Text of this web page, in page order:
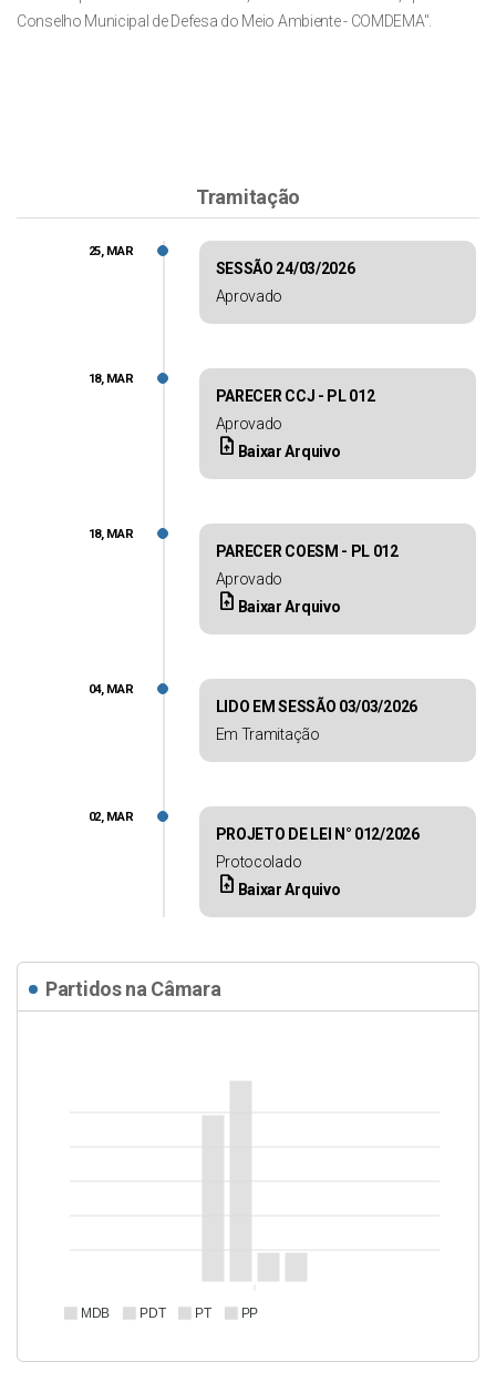
Conselho Municipal de Defesa do Meio Ambiente - COMDEMA".
Tramitação
SESSÃO 24/03/2026
Aprovado
25, MAR
PARECER CCJ - PL 012
Aprovado
upload_file Baixar Arquivo
18, MAR
PARECER COESM - PL 012
Aprovado
upload_file Baixar Arquivo
18, MAR
LIDO EM SESSÃO 03/03/2026
Em Tramitação
04, MAR
PROJETO DE LEI N° 012/2026
Protocolado
upload_file Baixar Arquivo
02, MAR
Partidos na Câmara
MDB PDT PT PP